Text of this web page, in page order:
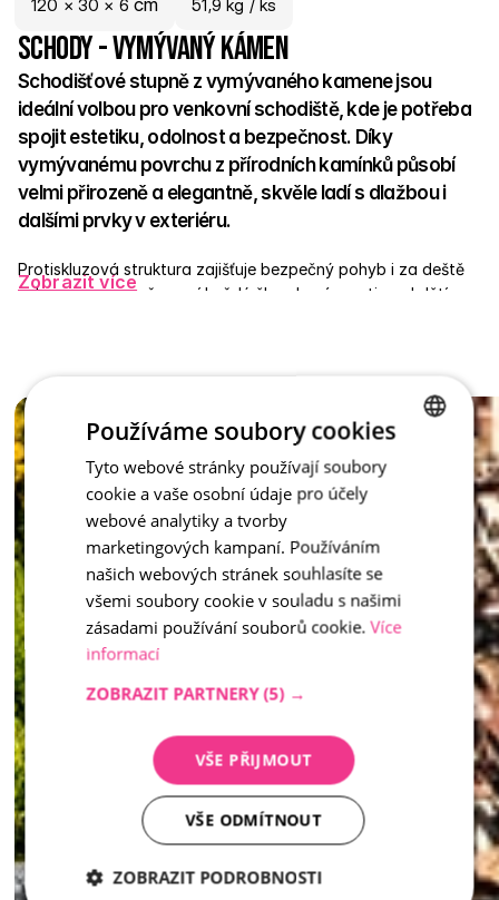
120 × 30 × 6 cm 51,9 kg / ks
Schody - Vymývaný kámen
Schodišťové stupně z vymývaného kamene jsou
ideální volbou pro venkovní schodiště, kde je potřeba
spojit estetiku, odolnost a bezpečnost. Díky
vymývanému povrchu z přírodních kamínků působí
velmi přirozeně a elegantně, skvěle ladí s dlažbou i
dalšími prvky v exteriéru.
Protiskluzová struktura zajišťuje bezpečný pohyb i za deště
nebo v mrazu, což ocení každý člen domácnosti – od dětí po
Vymývaný schod není jen praktickým prvkem – je to stylový
doplněk, který dotváří celkový ráz vašeho venkovního
prostoru.
Zobrazit více
inspirace - Vymývaný kámen
CZECH
Používáme soubory cookies
Tyto webové stránky používají soubory
cookie a vaše osobní údaje pro účely
webové analytiky a tvorby
marketingových kampaní. Používáním
našich webových stránek souhlasíte se
všemi soubory cookie v souladu s našimi
zásadami používání souborů cookie. Více
informací
ZOBRAZIT PARTNERY (5) →
VŠE PŘIJMOUT
VŠE ODMÍTNOUT
ZOBRAZIT PODROBNOSTI